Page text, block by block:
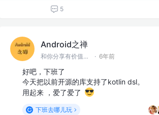
5
Android之禅
和你分享有价值有思考的技术文章 @微信 Ming_Lyan · 6年前
好吧，下班了
今天把以前开源的库支持了kotlin dsl。
用起来 ，爱了爱了
下班去哪儿玩